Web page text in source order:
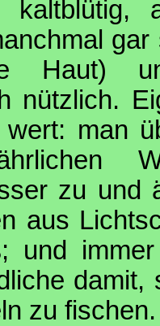
gar
Haut)
nützlich.
wert: man
zu und
aus
und
zu fischen.